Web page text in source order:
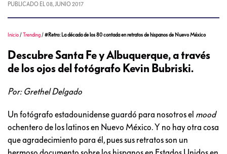
PUBLICADO EL 08, JUNIO 2017
Inicio /Trending /#Retro: La década de los 80 contada en retratos de hispanos de Nuevo México
Descubre Santa Fe y Albuquerque, a través
de los ojos del fotógrafo Kevin Bubriski.
Por: Grethel Delgado
Un fotógrafo estadounidense guardó para nosotros el mood
ochentero de los latinos en Nuevo México. Y no hay otra cosa
que agradecimiento para él, pues sus retratos son un